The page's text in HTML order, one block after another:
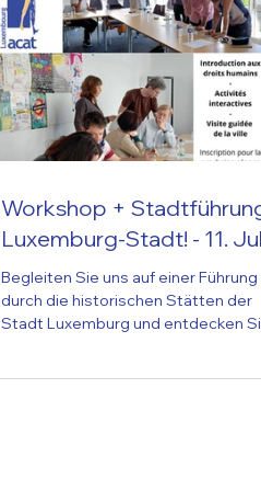
Workshop + Stadtführung
Luxemburg-Stadt! - 11.
Begleiten Sie uns auf einer Führung
durch die historischen Stätten der
Stadt Luxemburg und entdecken